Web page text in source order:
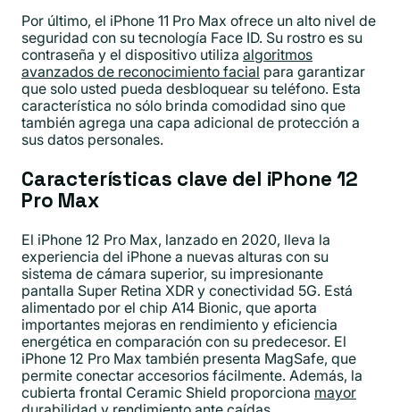
Por último, el iPhone 11 Pro Max ofrece un alto nivel de
seguridad con su tecnología Face ID. Su rostro es su
contraseña y el dispositivo utiliza algoritmos
avanzados de reconocimiento facial para garantizar
que solo usted pueda desbloquear su teléfono. Esta
característica no sólo brinda comodidad sino que
también agrega una capa adicional de protección a
sus datos personales.
Características clave del iPhone 12
Pro Max
El iPhone 12 Pro Max, lanzado en 2020, lleva la
experiencia del iPhone a nuevas alturas con su
sistema de cámara superior, su impresionante
pantalla Super Retina XDR y conectividad 5G. Está
alimentado por el chip A14 Bionic, que aporta
importantes mejoras en rendimiento y eficiencia
energética en comparación con su predecesor. El
iPhone 12 Pro Max también presenta MagSafe, que
permite conectar accesorios fácilmente. Además, la
cubierta frontal Ceramic Shield proporciona mayor